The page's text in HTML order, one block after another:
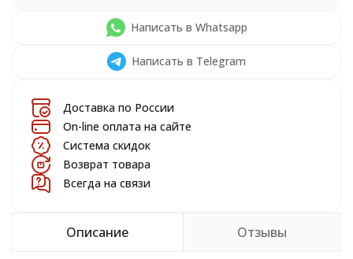
Написать в Whatsapp
Написать в Telegram
Доставка по России
On-line оплата на сайте
Система скидок
Возврат товара
Всегда на связи
Описание Отзывы